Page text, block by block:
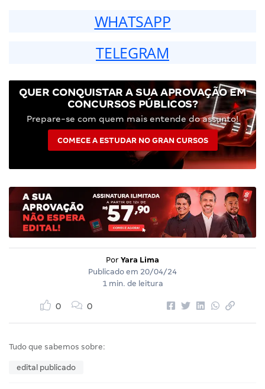
WHATSAPP
TELEGRAM
QUER CONQUISTAR A SUA APROVAÇÃO EM
CONCURSOS PÚBLICOS?
Prepare-se com quem mais entende do assunto!
COMECE A ESTUDAR NO GRAN CURSOS
Por Yara Lima
Publicado em 20/04/24
1 min. de leitura
0 0
Tudo que sabemos sobre:
edital publicado